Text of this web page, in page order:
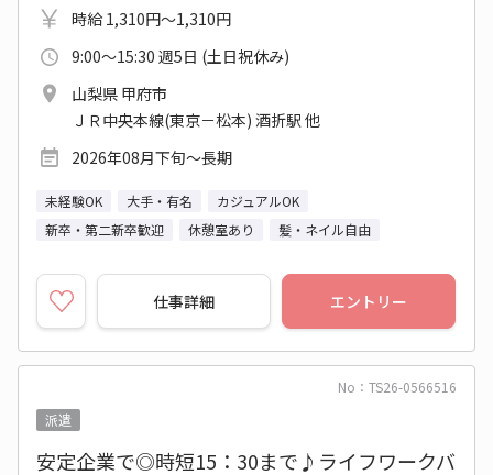
時給 1,310円～1,310円
9:00～15:30 週5日 (土日祝休み)
山梨県 甲府市
ＪＲ中央本線(東京－松本) 酒折駅 他
2026年08月下旬～長期
未経験OK 大手・有名
カジュアルOK
新卒・第二新卒歓迎
休憩室あり 髪・ネイル自由
仕事詳細 エントリー
No：TS26-0566516
派遣
安定企業で◎時短15：30まで♪ライフワークバ